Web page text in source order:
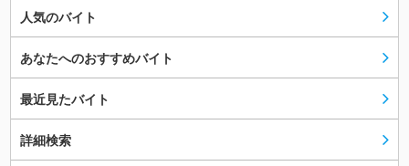
人気のバイト
あなたへのおすすめバイト
最近見たバイト
詳細検索